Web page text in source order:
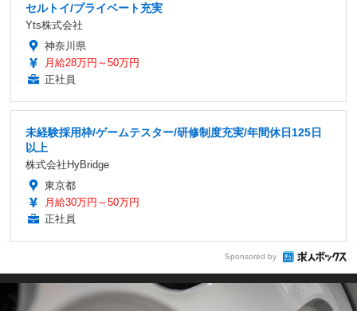
セルトイ/プライベート充実
Yts株式会社
神奈川県
月給28万円～50万円
正社員
未経験採用枠/ゲームテスター/研修制度充実/年間休日125日
以上
株式会社HyBridge
東京都
月給30万円～50万円
正社員
Sponsored by